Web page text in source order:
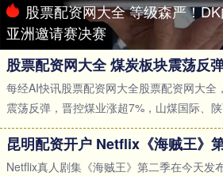
股票配资网大全 等级森严！
亚洲邀请赛决赛
股票配资网大全 煤炭板块震荡反
每经AI快讯股票配资网大全股票配资网大全
震荡反弹，晋控煤业涨超7%，山煤国际、
Netflix真人剧集《海贼王》第二季在今天发